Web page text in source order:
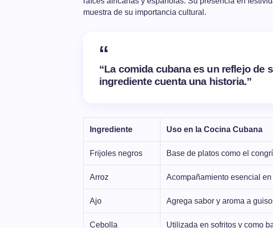
muestra de su importancia cultural.
“La comida cubana es un reflejo de
ingrediente cuenta una historia.”
Ingrediente Uso en la Cocina Cubana
Frijoles negros Base de platos como el
Arroz Acompañamiento esencial
Ajo Agrega sabor y aroma a
Cebolla Utilizada en sofritos y como